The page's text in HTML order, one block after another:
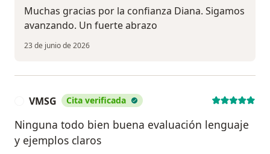
Muchas gracias por la confianza Diana. Sigamos
avanzando. Un fuerte abrazo
23 de junio de 2026
VMSG Cita verificada
Ninguna todo bien buena evaluación lenguaje
y ejemplos claros